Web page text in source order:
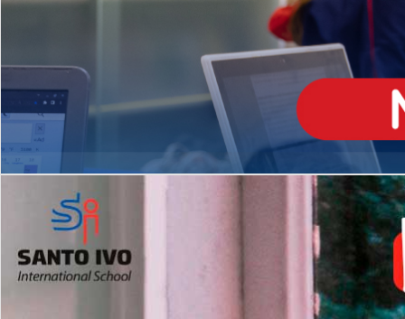
Matrículas Abertas 2026
MÉDIO
igh School
Dupla Diplomação
2º AO 5º ANO FUNDAMENTAL